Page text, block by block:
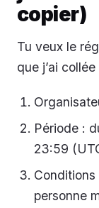
copier)
Tu veux le
que j’ai
Période :
23:59
personne